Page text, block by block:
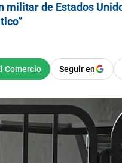
militar de Estados
Seguir en